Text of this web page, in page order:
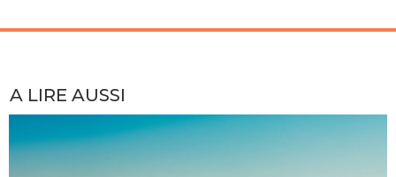
A LIRE AUSSI